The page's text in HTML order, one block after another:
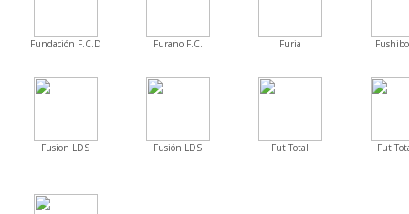
Fundación F.C.D Furano F.C. Furia
Fusion LDS Fusión LDS Fut Total Fut